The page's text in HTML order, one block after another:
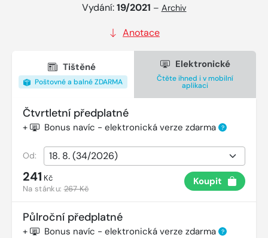
Vydání:19/2021 – Archiv
Anotace
Tištěné
Poštovné a balné ZDARMA
Elektronické
Čtěte ihned i v mobilní
aplikaci
Čtvrtletní předplatné
+ Bonus navíc - elektronická verze zdarma ?
Od:
241 Kč
Na stánku:267 Kč
Koupit
Půlroční předplatné
+ Bonus navíc - elektronická verze zdarma ?